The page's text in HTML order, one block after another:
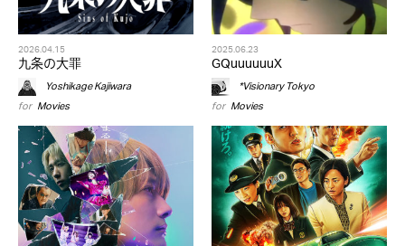
2026.04.15
九条の大罪
Yoshikage Kajiwara
for Movies
2025.06.23
GQuuuuuuX
*Visionary Tokyo
for Movies